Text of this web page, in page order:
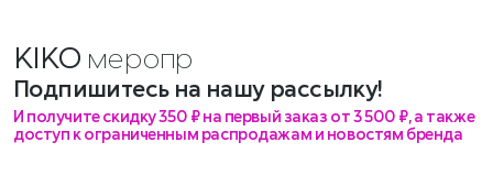
KIKO мер
Подпишитесь на нашу рассылку!
И получите скидку 350 ₽ на первый заказ от 3 500 ₽, а также
доступ к ограниченным распродажам и новостям бренда